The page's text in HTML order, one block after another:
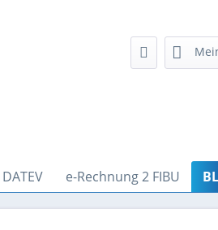
e-Rechnung 2 FIBU